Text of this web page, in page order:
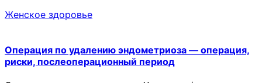
Женское здоровье
Операция по удалению эндометриоза — операция,
риски, послеоперационный период